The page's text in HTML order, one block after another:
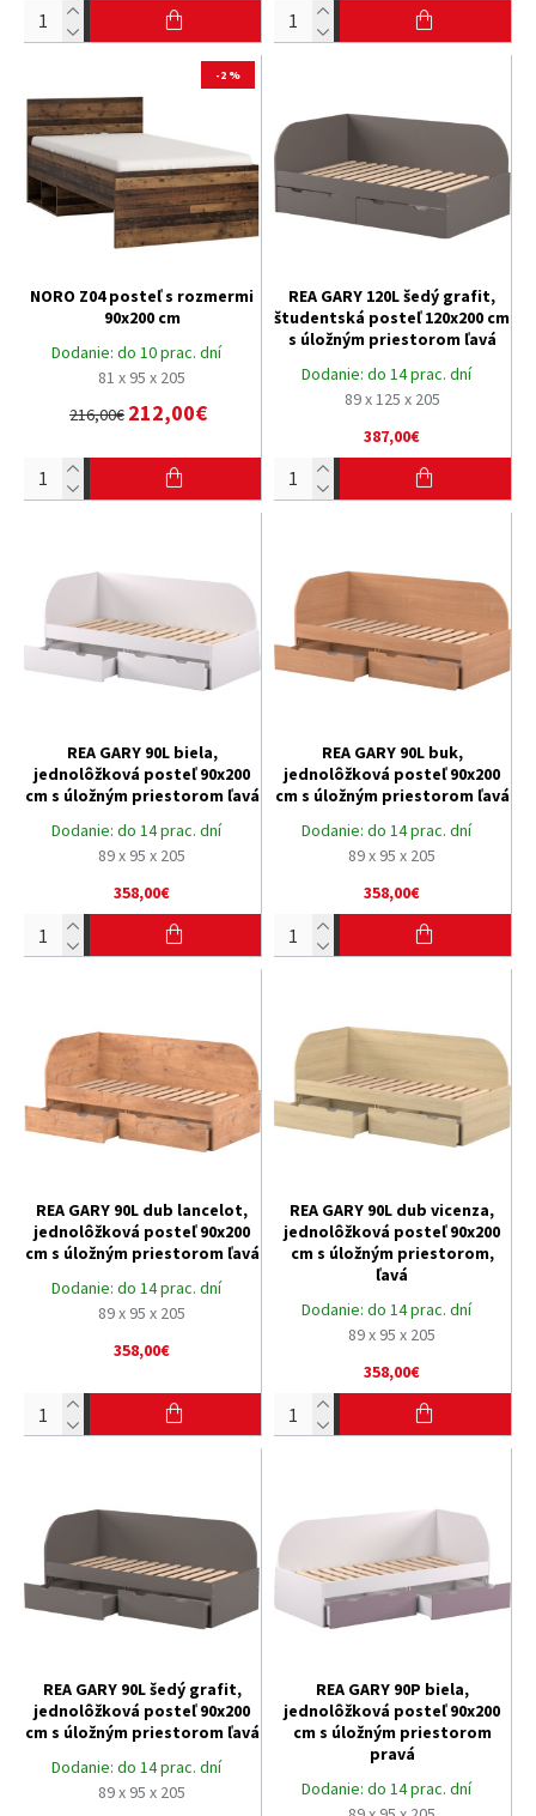
-2 %
Dodanie: do 10 prac. dní
81 x 95 x 205
NORO Z04 posteľ s rozmermi
90x200 cm
216,00€ 212,00€
Dodanie: do 14 prac. dní
89 x 125 x 205
REA GARY 120L šedý grafit,
študentská posteľ 120x200 cm
s úložným priestorom ľavá
387,00€
Dodanie: do 14 prac. dní
89 x 95 x 205
REA GARY 90L biela,
jednolôžková posteľ 90x200
cm s úložným priestorom ľavá
358,00€
Dodanie: do 14 prac. dní
89 x 95 x 205
REA GARY 90L buk,
jednolôžková posteľ 90x200
cm s úložným priestorom ľavá
358,00€
Dodanie: do 14 prac. dní
89 x 95 x 205
REA GARY 90L dub lancelot,
jednolôžková posteľ 90x200
cm s úložným priestorom ľavá
358,00€
Dodanie: do 14 prac. dní
89 x 95 x 205
REA GARY 90L dub vicenza,
jednolôžková posteľ 90x200
cm s úložným priestorom,
ľavá
358,00€
Dodanie: do 14 prac. dní
89 x 95 x 205
REA GARY 90L šedý grafit,
jednolôžková posteľ 90x200
cm s úložným priestorom ľavá
Dodanie: do 14 prac. dní
REA GARY 90P biela,
jednolôžková posteľ 90x200
cm s úložným priestorom
pravá